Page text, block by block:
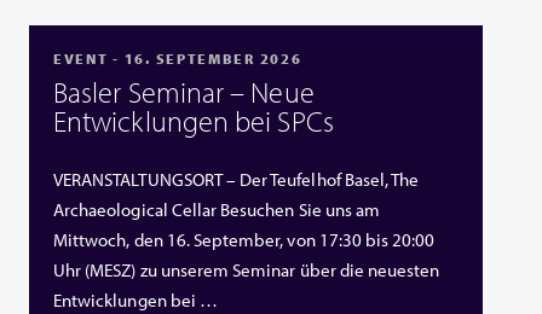
EVENT - 16. SEPTEMBER 2026
Basler Seminar – Neue
Entwicklungen bei SPCs
VERANSTALTUNGSORT – Der Teufelhof Basel, The
Archaeological Cellar Besuchen Sie uns am
Mittwoch, den 16. September, von 17:30 bis 20:00
Uhr (MESZ) zu unserem Seminar über die neuesten
Entwicklungen bei …